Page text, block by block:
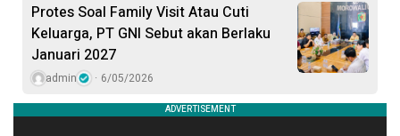
Protes Soal Family Visit Atau Cuti
Keluarga, PT GNI Sebut akan Berlaku
Januari 2027
admin 6/05/2026